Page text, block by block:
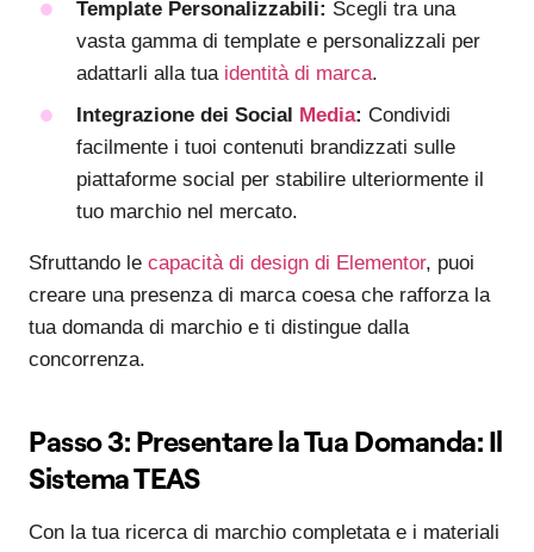
Template Personalizzabili: Scegli tra una
vasta gamma di template e personalizzali per
adattarli alla tua identità di marca.
Integrazione dei Social
Media: Condividi
facilmente i tuoi contenuti brandizzati sulle
piattaforme social per stabilire ulteriormente il
tuo marchio nel mercato.
Sfruttando le capacità di design di Elementor, puoi
creare una presenza di marca coesa che rafforza la
tua domanda di marchio e ti distingue dalla
concorrenza.
Passo 3: Presentare la Tua Domanda: Il
Sistema TEAS
Con la tua ricerca di marchio completata e i materiali